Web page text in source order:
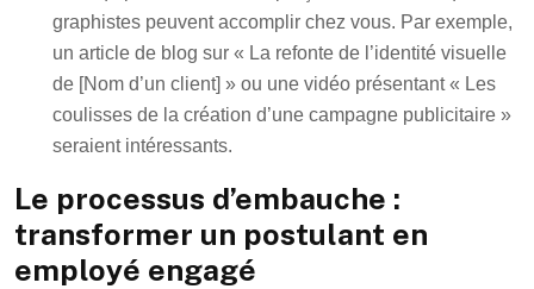
graphistes peuvent accomplir chez vous. Par exemple,
un article de blog sur « La refonte de l’identité visuelle
de [Nom d’un client] » ou une vidéo présentant « Les
coulisses de la création d’une campagne publicitaire »
seraient intéressants.
Le processus d’embauche :
transformer un postulant en
employé engagé